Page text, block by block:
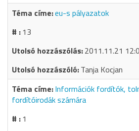
eu-s pályazatok
13
2011.11.21
Tanja Kocjan
Információk fordítók,
fordítóirodák számára
1